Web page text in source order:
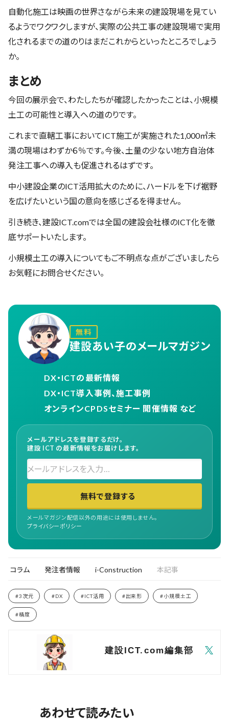
自動化施工は映画の世界さながら未来の建設現場を見てい
るようでワクワクしますが、実際の公共工事の建設現場で実用
化されるまでの道のりはまだこれからといったところでしょう
か。
まとめ
今回の展示会で、わたしたちが確認したかったことは、小規模
土工の可能性と導入への道のりです。
これまで直轄工事においてICT施工が実施された1,000㎥未
満の現場はわずか６％です。今後、土量の少ない地方自治体
発注工事への導入も促進されるはずです。
中小建設企業のICT活用拡大のために、ハードルを下げ裾野
を広げたいという国の意向を感じざるを得ません。
引き続き、建設ICT.comでは全国の建設会社様のICT化を徹
底サポートいたします。
小規模土工の導入についてもご不明点な点がございましたら
お気軽にお問合せください。
無料
建設あい子のメールマガジン
DX・ICTの最新情報
DX・ICT導入事例、施工事例
オンラインCPDSセミナー 開催情報 など
メールアドレスを登録するだけ。
建設 ICT の最新情報をお届けします。
無料で登録する
メールマガジン配信以外の用途には使用しません。
プライバシーポリシー
コラム 発注者情報 i-Construction 本記事
#3次元 #DX #ICT活用 #出来形 #小規模土工
#精度
建設ICT.com編集部
あわせて読みたい